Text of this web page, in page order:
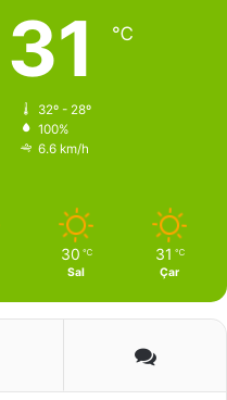
31 ℃
32º - 28º
100%
6.6 km/h
30 ℃
Sal
31 ℃
Çar